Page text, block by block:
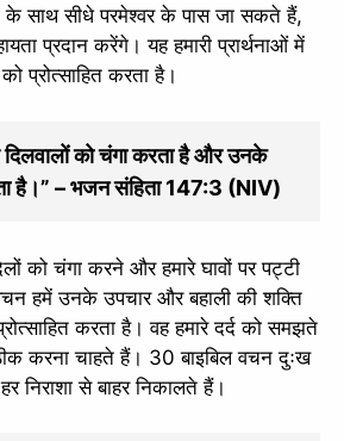
साथ सीधे परमेश्वर के पास जा सकते हैं,
प्रदान करेंगे। यह हमारी प्रार्थनाओं में
प्रोत्साहित करता है।
दिलवालों को चंगा करता है और उनके
है।” – भजन संहिता 147:3 (NIV)
को चंगा करने और हमारे घावों पर पट्टी
हमें उनके उपचार और बहाली की शक्ति
करता है। वह हमारे दर्द को समझते
करना चाहते हैं। 30 बाइबिल वचन दुःख
निराशा से बाहर निकालते हैं।